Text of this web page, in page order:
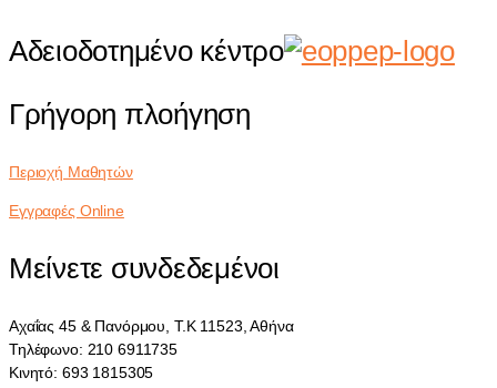
Αδειοδοτημένο κέντρο
Γρήγορη πλοήγηση
Περιοχή Μαθητών
Εγγραφές Online
Μείνετε συνδεδεμένοι
Αχαΐας 45 & Πανόρμου, Τ.Κ 11523, Αθήνα
Τηλέφωνο: 210 6911735
Κινητό: 693 1815305